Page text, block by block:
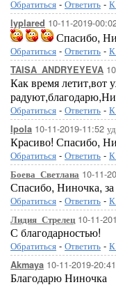
Обратиться - Ответить - К
lyplared 10-11-2019-
Спасибо,
Обратиться - Ответить - К
TAISA_ANDRYEYEVA
Как время летит,вот
Обратиться - Ответить - К
Ipola 10-11-2019-11:52
Красиво! Спасибо,
Обратиться - Ответить - К
Боева_Светлана 10-11-
Спасибо, Ниночка, за
Обратиться - Ответить - К
Лидия_Стрелец 10-11-
С благодарностью!
Обратиться - Ответить - К
Akmaya 10-11-2019-20:41
Благодарю Ниночка